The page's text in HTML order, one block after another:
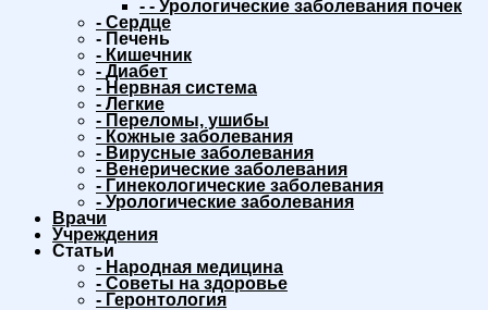
- - Урологические заболевания почек
- Сердце
- Печень
- Кишечник
- Диабет
- Нервная система
- Легкие
- Переломы, ушибы
- Кожные заболевания
- Вирусные заболевания
- Венерические заболевания
- Гинекологические заболевания
- Урологические заболевания
Врачи
Учреждения
Статьи
- Народная медицина
- Советы на здоровье
- Геронтология